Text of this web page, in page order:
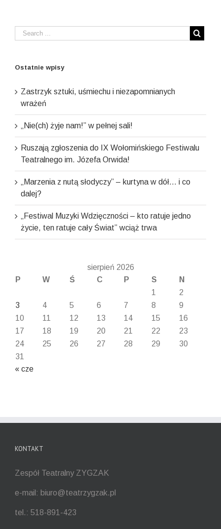
Ostatnie wpisy
Zastrzyk sztuki, uśmiechu i niezapomnianych
wrażeń
„Nie(ch) żyje nam!” w pełnej sali!
Ruszają zgłoszenia do IX Wołomińskiego Festiwalu
Teatralnego im. Józefa Orwida!
„Marzenia z nutą słodyczy” – kurtyna w dół… i co
dalej?
„Festiwal Muzyki Wdzięczności – kto ratuje jedno
życie, ten ratuje cały Świat” wciąż trwa
sierpień 2026
P
W Ś C P S
N
1
2
3
4 5 6 7 8
9
10
11 12 13 14 15
16
17
18 19 20 21 22
23
24
25 26 27 28 29
30
31
« cze
KONTAKT
Zespół Teatralny ZYGZAK
e-mail: biuro@teatrzygzak.pl
tel.: 518-891-423